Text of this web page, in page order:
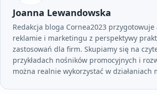
Joanna Lewandowska
Redakcja bloga Cornea2023 przygotowuje
reklamie i marketingu z perspektywy
zastosowań dla firm. Skupiamy się na
przykładach nośników promocyjnych i
można realnie wykorzystać w działaniach